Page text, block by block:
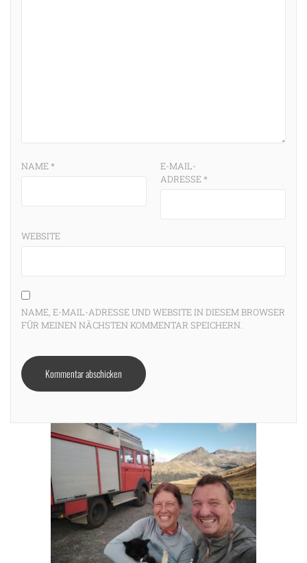
NAME*
E-MAIL-
ADRESSE*
WEBSITE
NAME, E-MAIL-ADRESSE UND WEBSITE IN DIESEM BROWSER
FÜR MEINEN NÄCHSTEN KOMMENTAR SPEICHERN.